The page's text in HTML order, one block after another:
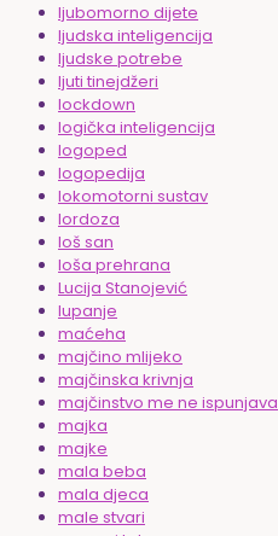
ljubomorno dijete
ljudska inteligencija
ljudske potrebe
ljuti tinejdžeri
lockdown
logička inteligencija
logoped
logopedija
lokomotorni sustav
lordoza
loš san
loša prehrana
Lucija Stanojević
lupanje
maćeha
majčino mlijeko
majčinska krivnja
majčinstvo me ne ispunjava
majka
majke
mala beba
mala djeca
male stvari